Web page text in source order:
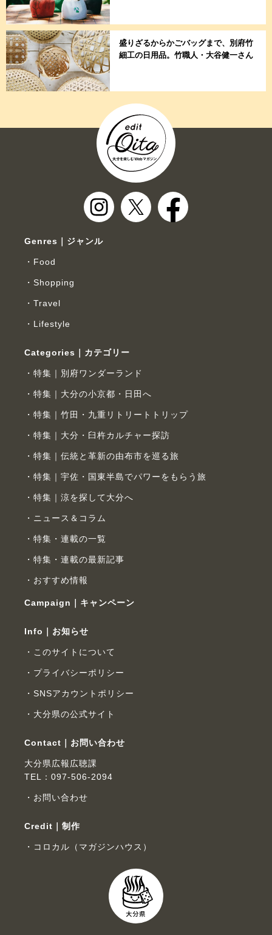
盛りざるからかごバッグまで、別府竹
細工の日用品。竹職人・大谷健一さん
Genres｜ジャンル
Food
Shopping
Travel
Lifestyle
Categories｜カテゴリー
特集｜別府ワンダーランド
特集｜大分の小京都・日田へ
特集｜竹田・九重リトリートトリップ
特集｜大分・臼杵カルチャー探訪
特集｜伝統と革新の由布市を巡る旅
特集｜宇佐・国東半島でパワーをもらう旅
特集｜涼を探して大分へ
ニュース＆コラム
特集・連載の一覧
特集・連載の最新記事
おすすめ情報
Campaign｜キャンペーン
Info｜お知らせ
このサイトについて
プライバシーポリシー
SNSアカウントポリシー
大分県の公式サイト
Contact｜お問い合わせ
大分県広報広聴課
TEL：097-506-2094
お問い合わせ
Credit｜制作
コロカル（マガジンハウス）